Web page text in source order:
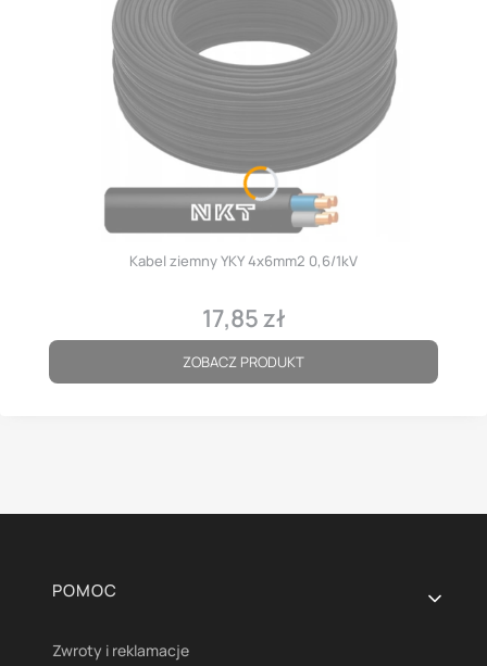
Kabel ziemny YKY 4x6mm2 0,6/1kV
Cena
17,85 zł
ZOBACZ PRODUKT
Linki w stopce
POMOC
Zwroty i reklamacje